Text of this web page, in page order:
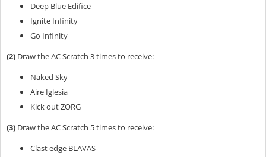
Deep Blue Edifice
Ignite Infinity
Go Infinity
(2) Draw the AC Scratch 3 times to receive:
Naked Sky
Aire Iglesia
Kick out ZORG
(3) Draw the AC Scratch 5 times to receive:
Clast edge BLAVAS